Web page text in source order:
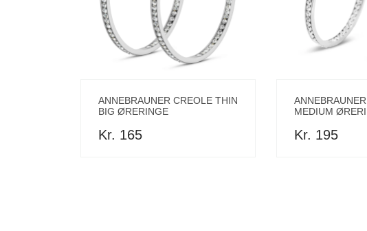
ANNEBRAUNER CREOLE THIN
BIG ØRERINGE
Kr. 165
MEDIUM
Kr. 195